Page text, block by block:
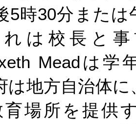
5時30分また
れは校長と
Meadは
は地方自治体
育場所を提供